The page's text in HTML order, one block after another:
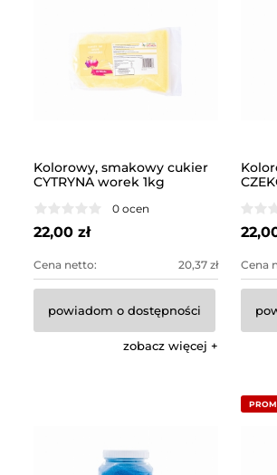
Kolorowy, smakowy cukier
CYTRYNA worek 1kg
0 ocen
22,00 zł
Cena netto: 20,37 zł
powiadom o dostępności
zobacz więcej
Cena